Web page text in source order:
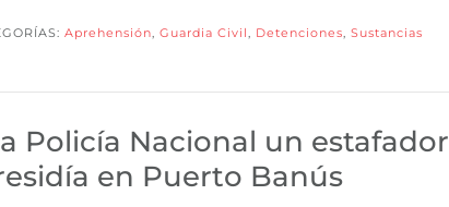
Aprehensión, Guardia Civil, Detenciones, Sustancias
Policía Nacional un estafador
en Puerto Banús